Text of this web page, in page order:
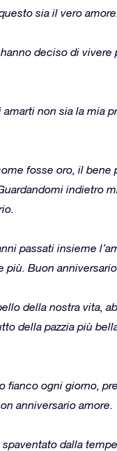
sia il vero
deciso di
non sia la mia
fosse oro, il bene
indietro
passati insieme
più. Buon
della nostra vita,
della pazzia più
fianco ogni giorno,
anniversario amore.
dalla